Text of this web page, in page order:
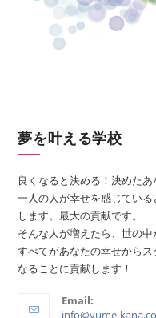
夢を叶える学校
良くなると決める！決めたあ
一人の人が幸せを感じてい
します。最大の貢献です。
そんな人が増えたら、世の中
すべてがあなたの幸せから
なることに貢献します！
Email:
info@yume-